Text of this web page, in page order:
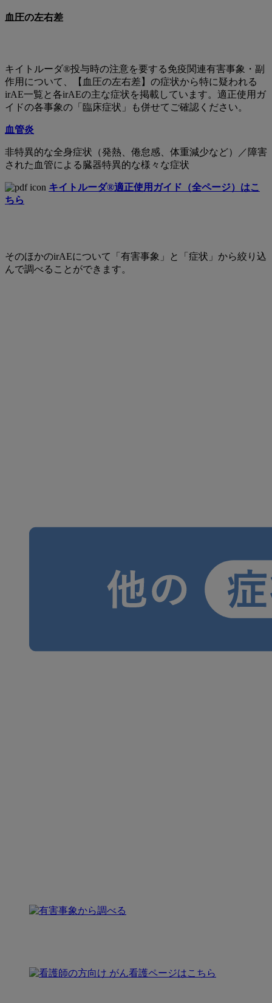
左
血圧の左右差
キイトルーダ®投与時の注意を要する免疫関連有害事象・副
作用について、【血圧の左右差】の症状から特に疑われる
irAE一覧と各irAEの主な症状を掲載しています。適正使用ガ
イドの各事象の「臨床症状」も併せてご確認ください。
血管炎
非特異的な全身症状（発熱、倦怠感、体重減少など）／障害
された血管による臓器特異的な様々な症状
キイトルーダ®適正使用ガイド（全ページ）はこ
ちら
そのほかのirAEについて「有害事象」と「症状」から絞り込
んで調べることができます。